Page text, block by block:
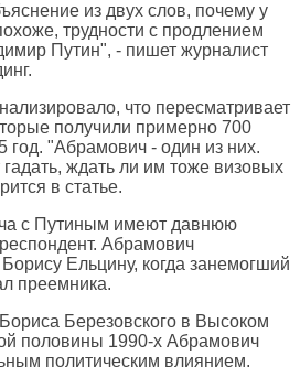
из двух слов, почему у
трудности с продлением
Путин", - пишет журналист
что пересматривает
получили примерно 700
год. "Абрамович - один из них.
гадать, ждать ли им тоже визовых
в статье.
с Путиным имеют давнюю
Абрамович
Ельцину, когда занемогший
преемника.
Березовского в Высоком
половины 1990-х Абрамович
политическим влиянием.